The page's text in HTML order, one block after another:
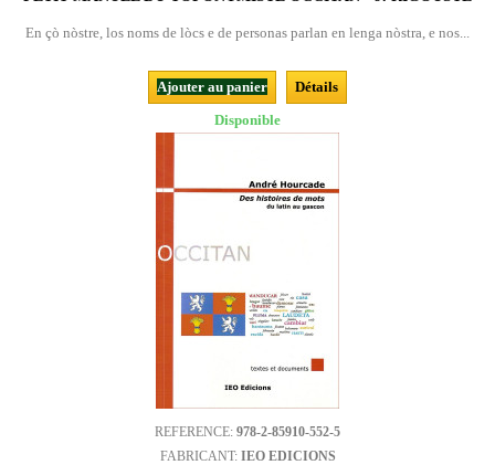
En çò nòstre, los noms de lòcs e de personas parlan en lenga nòstra, e nos...
Ajouter au panier
Détails
Disponible
REFERENCE: 978-2-85910-552-5
FABRICANT: IEO EDICIONS